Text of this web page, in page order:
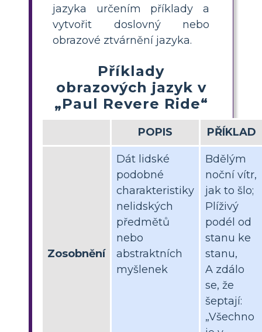
jazyka určením příklady a
vytvořit doslovný nebo
obrazové ztvárnění jazyka.
Příklady
obrazových jazyk v
„Paul Revere Ride“
POPIS PŘÍKLAD
Zosobnění
Dát lidské
podobné
charakteristiky
nelidských
předmětů
nebo
abstraktních
myšlenek
Bdělým
noční vítr,
jak to šlo;
Plíživý
podél od
stanu ke
stanu,
A zdálo
se, že
šeptají:
„Všechno